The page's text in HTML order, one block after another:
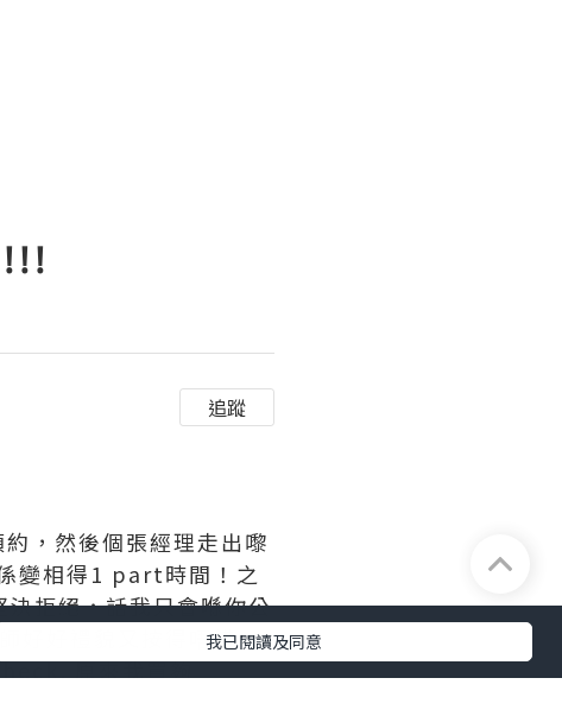
追蹤
，然後個張經理走出嚟
變相得1 part時間！之
拒絕，話我只會喺你公
好好禮貌又按得唔錯，
原來我買夠
我已閱讀及同意